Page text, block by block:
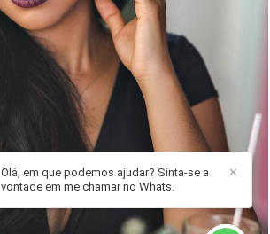
17 ✕
Olá, em que podemos ajudar? Sinta-se a
vontade em me chamar no Whats.